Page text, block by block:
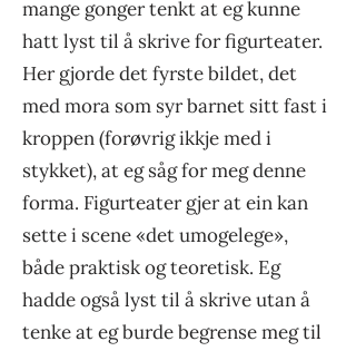
mange gonger tenkt at eg kunne
hatt lyst til å skrive for figurteater.
Her gjorde det fyrste bildet, det
med mora som syr barnet sitt fast i
kroppen (forøvrig ikkje med i
stykket), at eg såg for meg denne
forma. Figurteater gjer at ein kan
sette i scene «det umogelege»,
både praktisk og teoretisk. Eg
hadde også lyst til å skrive utan å
tenke at eg burde begrense meg til